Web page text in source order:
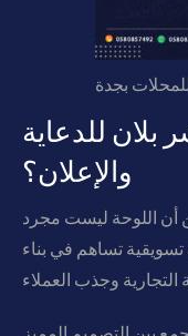
بجدة
بلان للدعاية
والإعلان؟
أن اللوحة ليست مجرد
تسويقية تساهم في بناء